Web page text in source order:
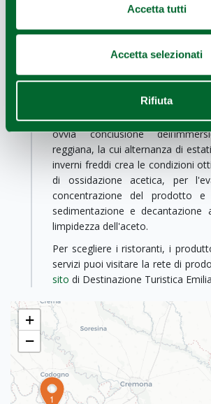
Accetta tutti
Accetta selezionati
Rifiuta
lambrusco e la spergola.
Il tour reggiano non è completo
alla lavorazione del
Reggiano, condita ovviamente
La visita a un’acetaia,
Balsamico Tradizionale di Reggio
ovvia conclusione
reggiana, la cui alternanza di
inverni freddi crea le condizioni
di ossidazione acetica, per
concentrazione del prodotto
sedimentazione e decantazione
limpidezza dell'aceto.
Per scegliere i ristoranti, i
servizi puoi visitare la rete di
sito di Destinazione Turistica Emilia
1
+
−